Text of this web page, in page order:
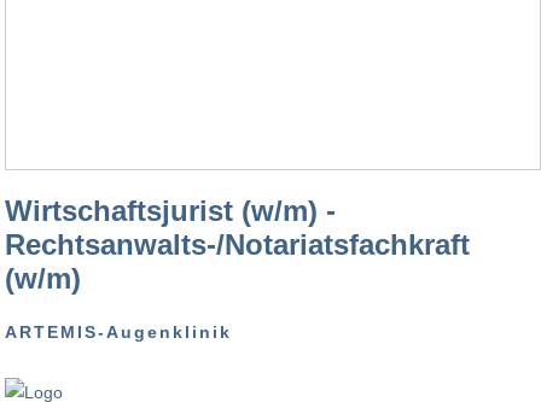
Wirtschaftsjurist (w/m) -
Rechtsanwalts-/Notariatsfachkraft
(w/m)
ARTEMIS-Augenklinik